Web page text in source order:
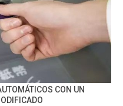
CON UN